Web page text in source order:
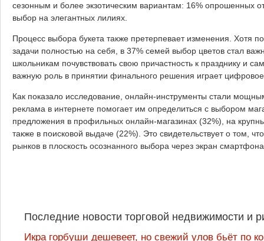
сезонным и более экзотическим вариантам: 16% опрошенных
выбор на элегантных лилиях.
Процесс выбора букета также претерпевает изменения. Хотя
задачи полностью на себя, в 37% семей выбор цветов стал
школьникам почувствовать свою причастность к празднику и
важную роль в принятии финального решения играет цифровое
Как показало исследование, онлайн-инструменты стали
реклама в интернете помогает им определиться с выбором
предложения в профильных онлайн-магазинах (32%), на
также в поисковой выдаче (22%). Это свидетельствует о том,
рынков в плоскость осознанного выбора через экран
Последние новости торговой недвижимости и
Икра горбуши дешевеет, но свежий улов бьёт по